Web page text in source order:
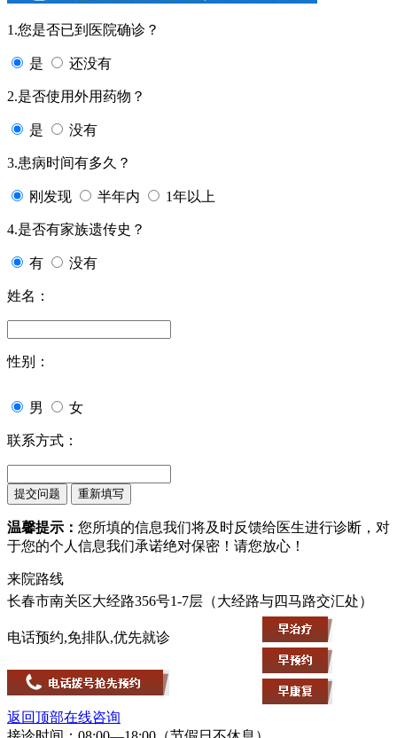
1.您是否已到医院确诊？
是 还没有
2.是否使用外用药物？
是 没有
3.患病时间有多久？
刚发现 半年内 1年以上
4.是否有家族遗传史？
有 没有
姓名：
性别：
男 女
联系方式：
温馨提示： 您所填的信息我们将及时反馈给医生进行诊断，对
于您的个人信息我们承诺绝对保密！请您放心！
来院路线
长春市南关区大经路356号1-7层（大经路与四马路交汇处）
电话预约,免排队,优先就诊
返回顶部在线咨询